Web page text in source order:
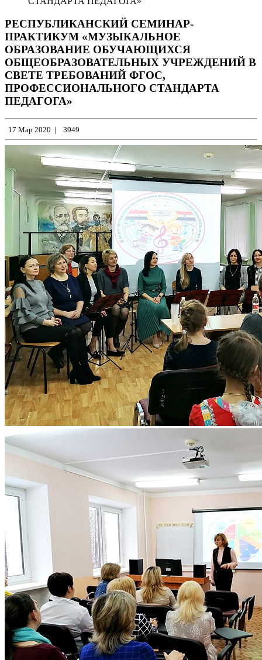
РЕСПУБЛИКАНСКИЙ СЕМИНАР-
ПРАКТИКУМ «МУЗЫКАЛЬНОЕ
ОБРАЗОВАНИЕ ОБУЧАЮЩИХСЯ
ОБЩЕОБРАЗОВАТЕЛЬНЫХ УЧРЕЖДЕНИЙ В
СВЕТЕ ТРЕБОВАНИЙ ФГОС,
ПРОФЕССИОНАЛЬНОГО СТАНДАРТА
ПЕДАГОГА»
17 Мар 2020 | 3949